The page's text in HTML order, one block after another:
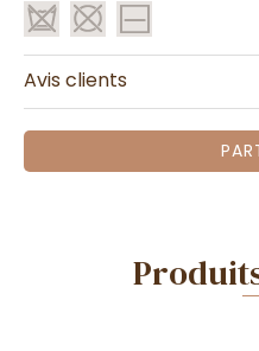
Avis clients